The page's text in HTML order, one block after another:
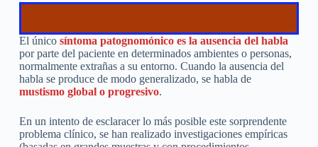
El único síntoma patognomónico es la ausencia del habla
por parte del paciente en determinados ambientes o personas,
normalmente extrañas a su entorno. Cuando la ausencia del
habla se produce de modo generalizado, se habla de
mustismo global o progresivo.
En un intento de esclaracer lo más posible este sorprendente
problema clínico, se han realizado investigaciones empíricas